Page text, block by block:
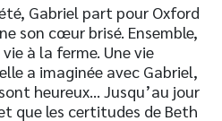
Gabriel part pour Oxford
son cœur brisé. Ensemble,
à la ferme. Une vie
a imaginée avec Gabriel,
heureux… Jusqu’au jour
que les certitudes de Beth